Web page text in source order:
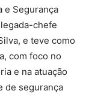
e Segurança
chefe
e teve como
com foco no
e na atuação
de segurança